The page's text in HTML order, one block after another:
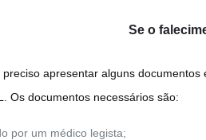
Se o
apresentar alguns
Os documentos necessários são:
por um médico legista;